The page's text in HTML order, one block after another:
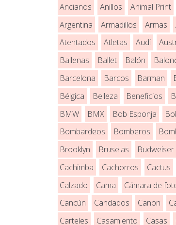
Ancianos
Anillos Animal Print
Argentina
Armadillos Armas
Atentados
Atletas Audi
Ballenas
Ballet Balón
Barcelona
Barcos Barman
Bélgica
Belleza Beneficios
BMW
BMX Bob Esponja
Bombardeos
Bomberos
Brooklyn
Bruselas Budweiser
Cachimba
Cachorros Cactus
Calzado
Cama Cámara de
Cancún
Candados Canon
Carteles
Casamiento Casas